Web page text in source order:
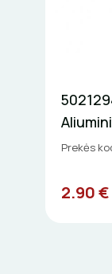
Prekės
2.90 €